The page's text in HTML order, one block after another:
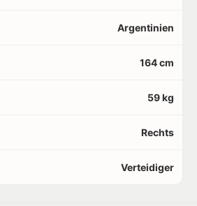
Argentinien
164 cm
59 kg
Rechts
Verteidiger